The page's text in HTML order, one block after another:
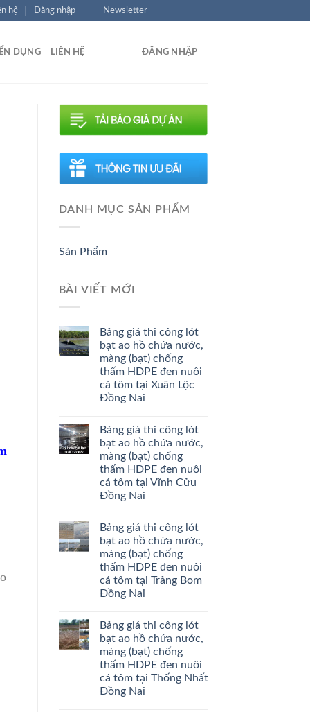
hệ Đăng nhập Newsletter
DỤNG LIÊN HỆ ĐĂNG NHẬP
DANH MỤC SẢN PHẨM
Sản Phẩm
BÀI VIẾT MỚI
Bảng giá thi công lót
bạt ao hồ chứa nước,
màng (bạt) chống
thấm HDPE đen nuôi
cá tôm tại Xuân Lộc
Đồng Nai
Bảng giá thi công lót
bạt ao hồ chứa nước,
màng (bạt) chống
thấm HDPE đen nuôi
cá tôm tại Vĩnh Cửu
Đồng Nai
Bảng giá thi công lót
bạt ao hồ chứa nước,
màng (bạt) chống
thấm HDPE đen nuôi
cá tôm tại Trảng Bom
Đồng Nai
Bảng giá thi công lót
bạt ao hồ chứa nước,
màng (bạt) chống
thấm HDPE đen nuôi
cá tôm tại Thống Nhất
Đồng Nai